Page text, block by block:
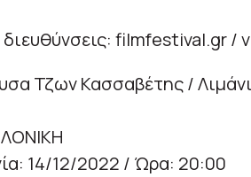
διευθύνσεις: filmfestival.gr /
Τζων Κασσαβέτης /
14/12/2022 / Ώρα: 20:00